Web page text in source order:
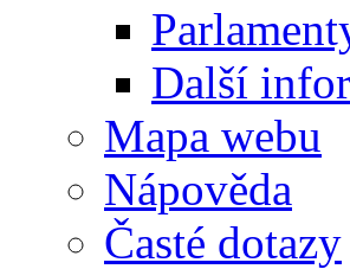
Další
Mapa webu
Nápověda
Časté dotazy